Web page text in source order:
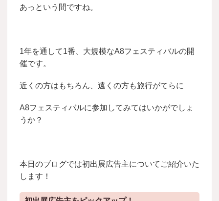
あっという間ですね。
1年を通して1番、大規模なA8フェスティバルの開
催です。
近くの方はもちろん、遠くの方も旅行がてらに
A8フェスティバルに参加してみてはいかがでしょ
うか？
本日のブログでは初出展広告主についてご紹介いた
します！